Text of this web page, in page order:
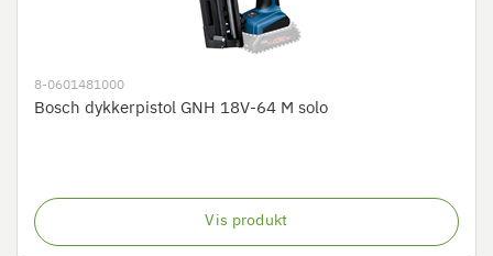
8-0601481000
Bosch dykkerpistol GNH 18V-64 M solo
Vis produkt